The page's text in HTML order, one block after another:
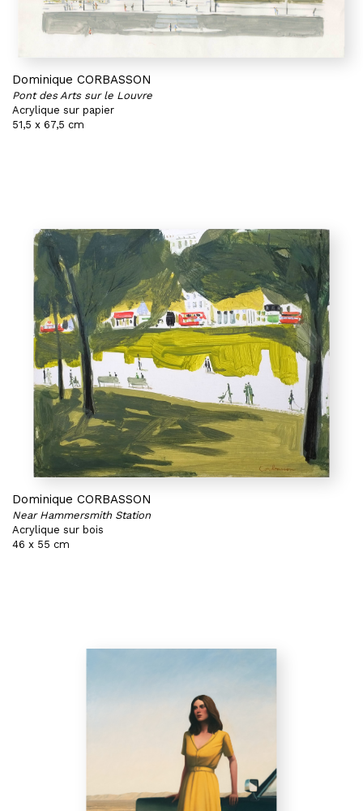
Dominique CORBASSON
Pont des Arts sur le Louvre
Acrylique sur papier
51,5 x 67,5 cm
Dominique CORBASSON
Near Hammersmith Station
Acrylique sur bois
46 x 55 cm